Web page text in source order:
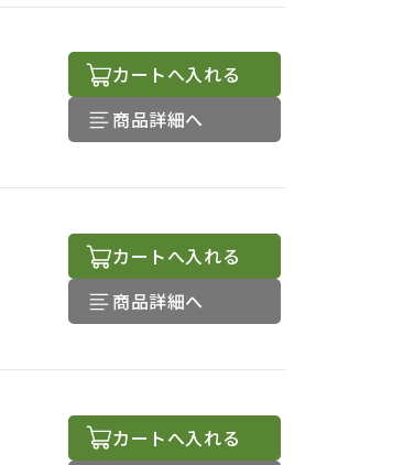
カートへ入れる
商品詳細へ
カートへ入れる
商品詳細へ
カートへ入れる